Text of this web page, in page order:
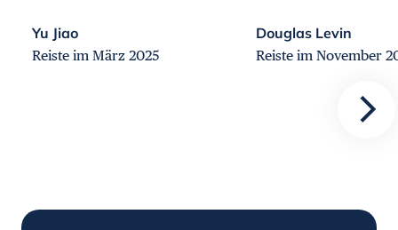
Yu Jiao
Reiste im März 2025
Douglas Levin
Reiste im November